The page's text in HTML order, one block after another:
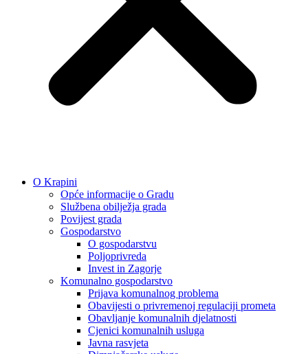
O Krapini
Opće informacije o Gradu
Službena obilježja grada
Povijest grada
Gospodarstvo
O gospodarstvu
Poljoprivreda
Invest in Zagorje
Komunalno gospodarstvo
Prijava komunalnog problema
Obavijesti o privremenoj regulaciji prometa
Obavljanje komunalnih djelatnosti
Cjenici komunalnih usluga
Javna rasvjeta